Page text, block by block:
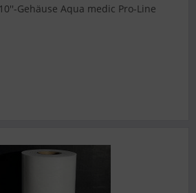
Gehäuse Aqua medic Pro-Line